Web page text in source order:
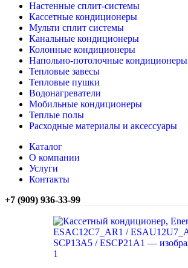
Настенные сплит-системы
Кассетные кондиционеры
Мульти сплит системы
Канальные кондиционеры
Колонные кондиционеры
Напольно-потолочные кондиционеры
Тепловые завесы
Тепловые пушки
Водонагреватели
Мобильные кондиционеры
Теплые полы
Расходные материалы и аксессуары
Каталог
О компании
Услуги
Контакты
+7 (909) 936-33-99